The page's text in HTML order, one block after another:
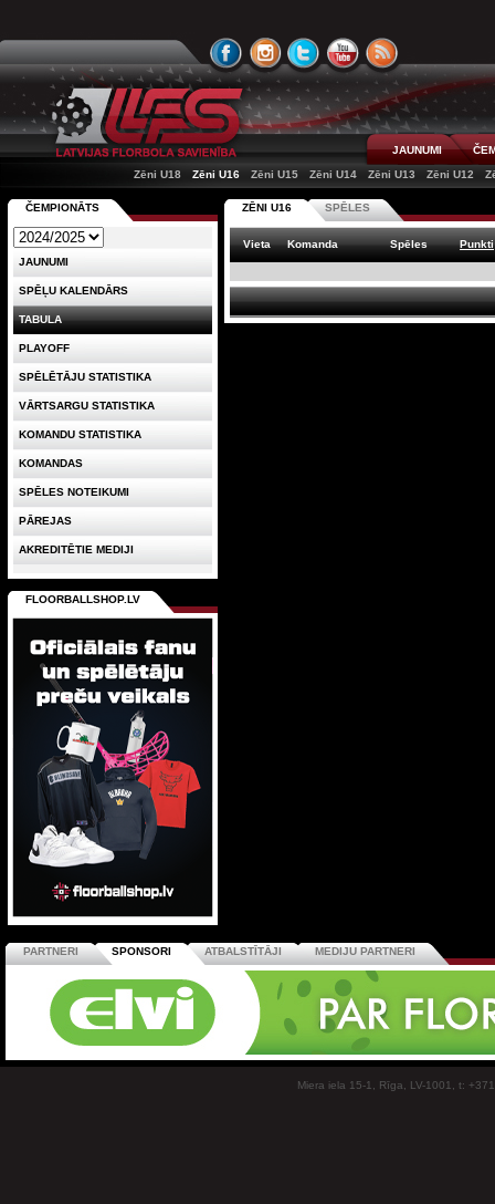
JAUNUMI
Zēni U18
Zēni U16 Zēni U15 Zēni U14 Zēni U13 Zēni U12
ZĒNI U16 SPĒLES
Vieta Komanda Spēles Punkti
ČEMPIONĀTS
JAUNUMI
SPĒĻU KALENDĀRS
TABULA
PLAYOFF
SPĒLĒTĀJU STATISTIKA
VĀRTSARGU STATISTIKA
KOMANDU STATISTIKA
KOMANDAS
SPĒLES NOTEIKUMI
PĀREJAS
AKREDITĒTIE MEDIJI
FLOORBALLSHOP.LV
PARTNERI SPONSORI ATBALSTĪTĀJI MEDIJU PARTNERI
Miera iela 15-1, Rīga, LV-1001, t: